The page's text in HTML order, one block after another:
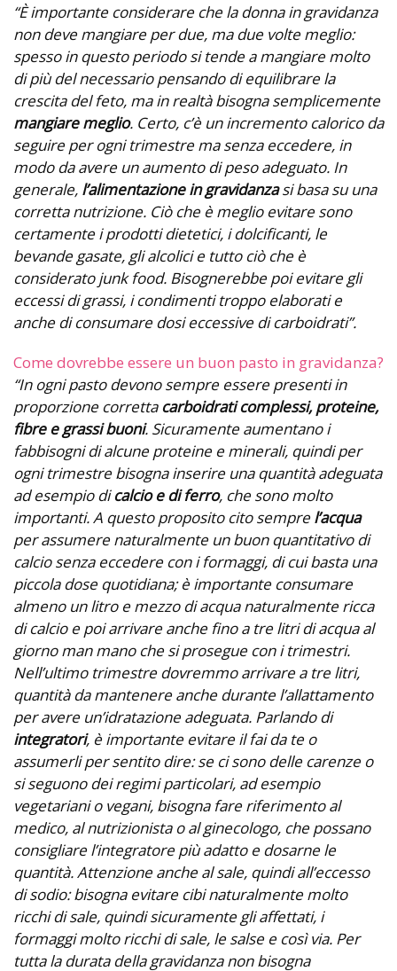
“È importante considerare che la donna in gravidanza
non deve mangiare per due, ma due volte meglio:
spesso in questo periodo si tende a mangiare molto
di più del necessario pensando di equilibrare la
crescita del feto, ma in realtà bisogna semplicemente
mangiare meglio. Certo, c’è un incremento calorico da
seguire per ogni trimestre ma senza eccedere, in
modo da avere un aumento di peso adeguato. In
generale, l’alimentazione in gravidanzasi basa su una
corretta nutrizione. Ciò che è meglio evitare sono
certamente i prodotti dietetici, i dolcificanti, le
bevande gasate, gli alcolici e tutto ciò che è
considerato junk food. Bisognerebbe poi evitare gli
eccessi di grassi, i condimenti troppo elaborati e
anche di consumare dosi eccessive di carboidrati”.
Come dovrebbe essere un buon pasto in gravidanza?
“In ogni pasto devono sempre essere presenti in
proporzione correttacarboidrati complessi, proteine,
fibre e grassi buoni. Sicuramente aumentano i
fabbisogni di alcune proteine e minerali, quindi per
ogni trimestre bisogna inserire una quantità adeguata
ad esempio dicalcio e di ferro, che sono molto
importanti. A questo proposito cito sempre l’acqua
per assumere naturalmente un buon quantitativo di
calcio senza eccedere con i formaggi, di cui basta una
piccola dose quotidiana; è importante consumare
almeno un litro e mezzo di acqua naturalmente ricca
di calcio e poi arrivare anche fino a tre litri di acqua al
giorno man mano che si prosegue con i trimestri.
Nell’ultimo trimestre dovremmo arrivare a tre litri,
quantità da mantenere anche durante l’allattamento
per avere un’idratazione adeguata. Parlando di
integratori, è importante evitare il fai da te o
assumerli per sentito dire: se ci sono delle carenze o
si seguono dei regimi particolari, ad esempio
vegetariani o vegani, bisogna fare riferimento al
medico, al nutrizionista o al ginecologo, che possano
consigliare l’integratore più adatto e dosarne le
quantità. Attenzione anche al sale, quindi all’eccesso
di sodio: bisogna evitare cibi naturalmente molto
ricchi di sale, quindi sicuramente gli affettati, i
formaggi molto ricchi di sale, le salse e così via. Per
tutta la durata della gravidanza non bisogna